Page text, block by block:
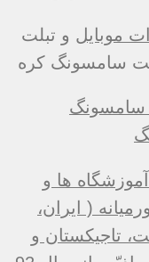
موبایل و تبلت
سامسونگ کره
سامسونگ
آموزشگاه ها و
( ایران،
تاجیکستان و